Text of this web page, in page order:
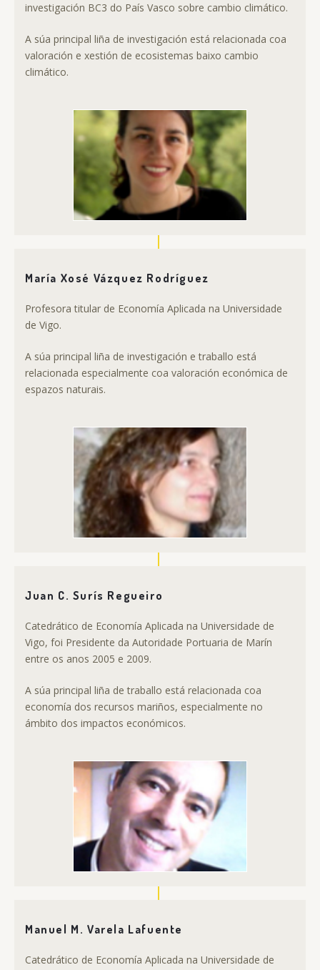
investigación BC3 do País Vasco sobre cambio climático.
A súa principal liña de investigación está relacionada coa
valoración e xestión de ecosistemas baixo cambio
climático.
María Xosé Vázquez Rodríguez
Profesora titular de Economía Aplicada na Universidade
de Vigo.
A súa principal liña de investigación e traballo está
relacionada especialmente coa valoración económica de
espazos naturais.
Juan C. Surís Regueiro
Catedrático de Economía Aplicada na Universidade de
Vigo, foi Presidente da Autoridade Portuaria de Marín
entre os anos 2005 e 2009.
A súa principal liña de traballo está relacionada coa
economía dos recursos mariños, especialmente no
ámbito dos impactos económicos.
Manuel M. Varela Lafuente
Catedrático de Economía Aplicada na Universidade de